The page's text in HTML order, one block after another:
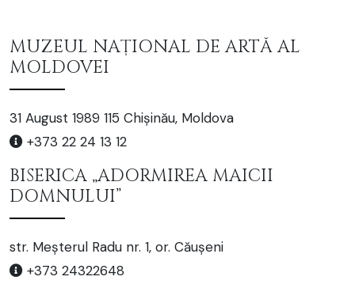
MUZEUL NAȚIONAL DE ARTĂ AL
MOLDOVEI
31 August 1989 115 Chișinău, Moldova
+373 22 24 13 12
BISERICA „ADORMIREA MAICII
DOMNULUI”
str. Meșterul Radu nr. 1, or. Căușeni
+373 24322648